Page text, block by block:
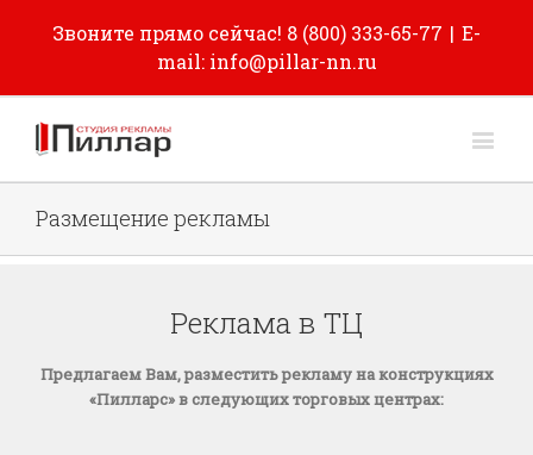
Звоните прямо сейчас! 8 (800) 333-65-77 | E-
mail: info@pillar-nn.ru
Размещение рекламы
Реклама в ТЦ
Предлагаем Вам, разместить рекламу на конструкциях
«Пилларс» в следующих торговых центрах: